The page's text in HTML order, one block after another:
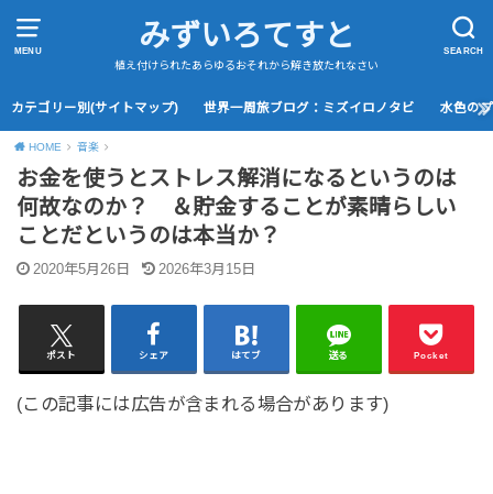
MENU SEARCH
みずいろてすと
植え付けられたあらゆるおそれから解き放たれなさい
カテゴリー別(サイトマップ) 世界一周旅ブログ：ミズイロノタビ 水色の
HOME 音楽
お金を使うとストレス解消になるというのは
何故なのか？ ＆貯金することが素晴らしい
ことだというのは本当か？
2020年5月26日 2026年3月15日
ポスト シェア はてブ 送る Pocket
(この記事には広告が含まれる場合があります)